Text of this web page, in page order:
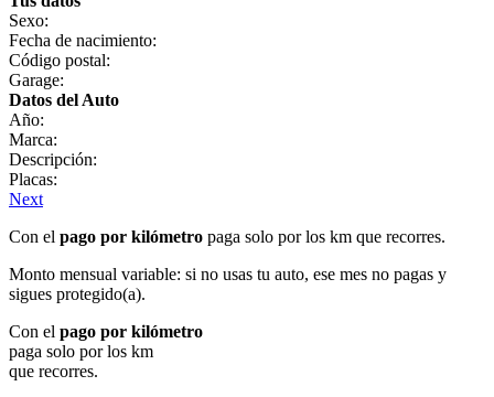
Sexo:
Fecha de nacimiento:
Código postal:
Garage:
Datos del Auto
Año:
Marca:
Descripción:
Placas:
Next
Con el pago por kilómetro paga solo por los km que recorres.
Monto mensual variable: si no usas tu auto, ese mes no pagas y
sigues protegido(a).
Con el pago por kilómetro
paga solo por los km
que recorres.